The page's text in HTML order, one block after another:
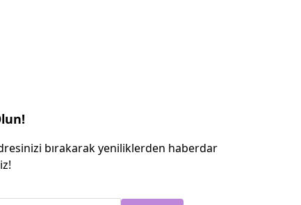
bırakarak yeniliklerden haberdar